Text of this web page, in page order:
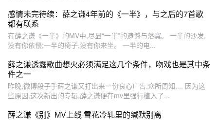
感情未完待续：薛之谦4年前的《一半》，与之后的7首歌
都有联系
在薛之谦《一半》的MV中,尽显“一半”的遗憾与落寞。 一半的沙发,
没有你依偎;一半的椅子,没有你来坐。 一半的电...
薛之谦透露歌曲想火必须满足这几个条件，吻戏也是其中条
件之一
昨晚,微博段子手薛之谦又打出来一份良心广告,众所周知,... 因为这
些原因,这次新出的专辑,薛之谦便在mv里强行植入了...
薛之谦《别》MV上线 雪花冷轧里的缄默别离